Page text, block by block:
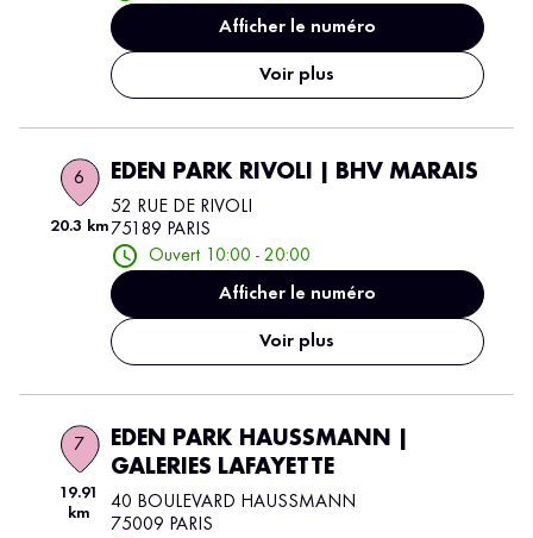
Afficher le numéro
Voir plus
6
20.3 km
EDEN PARK RIVOLI | BHV MARAIS
52 RUE DE RIVOLI
75189 PARIS
Ouvert 10:00 - 20:00
Afficher le numéro
Voir plus
7
19.91
km
EDEN PARK HAUSSMANN |
GALERIES LAFAYETTE
40 BOULEVARD HAUSSMANN
75009 PARIS